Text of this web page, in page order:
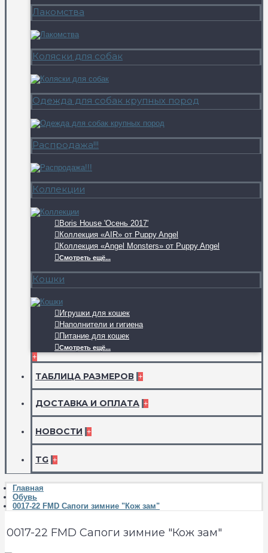
Лакомства
Коляски для собак
Одежда для собак крупных пород
Распродажа!!!
Коллекции
Boris House 'Осень 2017'
Коллекция «AIR» от Puppy Angel
Коллекция «Angel Monsters» от Puppy Angel
Смотреть ещё...
Кошки
Игрушки для кошек
Наполнители и гигиена
Питание для кошек
Смотреть ещё...
+
ТАБЛИЦА РАЗМЕРОВ +
ДОСТАВКА И ОПЛАТА +
НОВОСТИ +
TG +
Главная
Обувь
0017-22 FMD Сапоги зимние "Кож зам"
0017-22 FMD Сапоги зимние "Кож зам"